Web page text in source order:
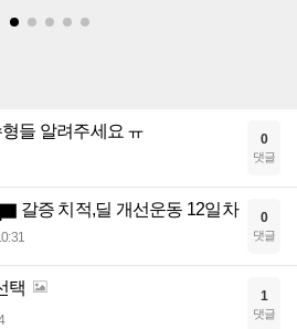
들 알려주세요 ㅠ 0
댓글
치적,딜 개선운동 12일차 0
댓글
택 1
댓글